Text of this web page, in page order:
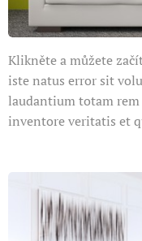
Klikněte a můžete
iste natus error sit
laudantium totam rem
inventore veritatis et